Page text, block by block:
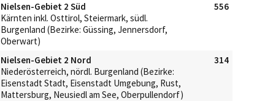
Nielsen-Gebiet 2 Süd
Kärnten inkl. Osttirol, Steiermark, südl.
Burgenland (Bezirke: Güssing, Jennersdorf,
Oberwart)
556
Nielsen-Gebiet 2 Nord
Niederösterreich, nördl. Burgenland (Bezirke:
Eisenstadt Stadt, Eisenstadt Umgebung, Rust,
Mattersburg, Neusiedl am See, Oberpullendorf)
314